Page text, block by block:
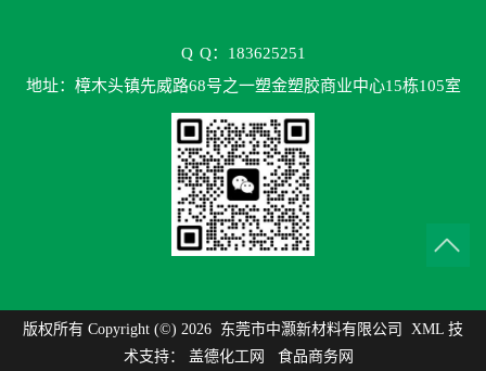
Q Q：183625251
地址：樟木头镇先威路68号之一塑金塑胶商业中心15栋105室
版权所有 Copyright (©) 2026 东莞市中灏新材料有限公司 XML 技
术支持： 盖德化工网 食品商务网